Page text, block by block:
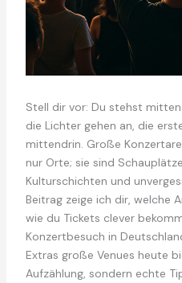
Stell dir vor: Du stehst
die Lichter gehen an, die
mittendrin. Große
nur Orte; sie sind
Kulturschichten und
Beitrag zeige ich dir, welche
wie du Tickets clever
Konzertbesuch in
Extras große Venues heute
Aufzählung, sondern echte